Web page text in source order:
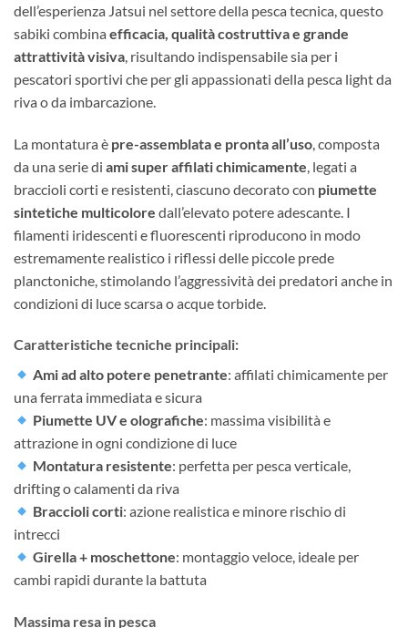
dell’esperienza Jatsui nel settore della pesca tecnica, questo
sabiki combina efficacia, qualità costruttiva e grande
attrattività visiva, risultando indispensabile sia per i
pescatori sportivi che per gli appassionati della pesca light da
riva o da imbarcazione.
La montatura è pre-assemblata e pronta all’uso , composta
da una serie di ami super affilati chimicamente , legati a
braccioli corti e resistenti, ciascuno decorato con piumette
sintetiche multicolore dall’elevato potere adescante. I
filamenti iridescenti e fluorescenti riproducono in modo
estremamente realistico i riflessi delle piccole prede
planctoniche, stimolando l’aggressività dei predatori anche in
condizioni di luce scarsa o acque torbide.
Caratteristiche tecniche principali:
Ami ad alto potere penetrante: affilati chimicamente per
una ferrata immediata e sicura
Piumette UV e olografiche: massima visibilità e
attrazione in ogni condizione di luce
Montatura resistente: perfetta per pesca verticale,
drifting o calamenti da riva
Braccioli corti: azione realistica e minore rischio di
intrecci
Girella + moschettone: montaggio veloce, ideale per
cambi rapidi durante la battuta
Massima resa in pesca